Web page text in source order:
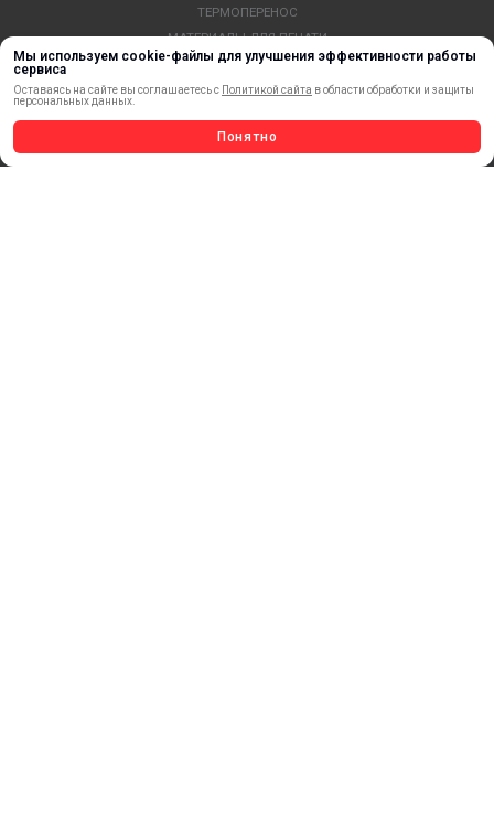
Мы используем cookie-файлы для улучшения эффективности работы
сервиса
Оставаясь на сайте вы соглашаетесь с Политикой сайта в области обработки и защиты
персональных данных.
Понятно
ТЕРМОПЕРЕНОС
МАТЕРИАЛЫ ДЛЯ ПЕЧАТИ
САМОКЛЕЯЩИЕСЯ ПЛЕНКИ
ЛИСТОВЫЕ МАТЕРИАЛЫ
ОБОРУДОВАНИЕ